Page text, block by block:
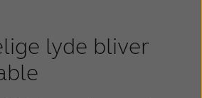
lyde bliver